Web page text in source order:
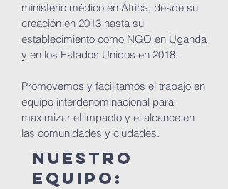
ministerio médico en África, desde su
creación en 2013 hasta su
establecimiento como NGO en Uganda
y en los Estados Unidos en 2018.
Promovemos y facilitamos el trabajo en
equipo interdenominacional para
maximizar el impacto y el alcance en
las comunidades y ciudades.
Nuestro
equipo: